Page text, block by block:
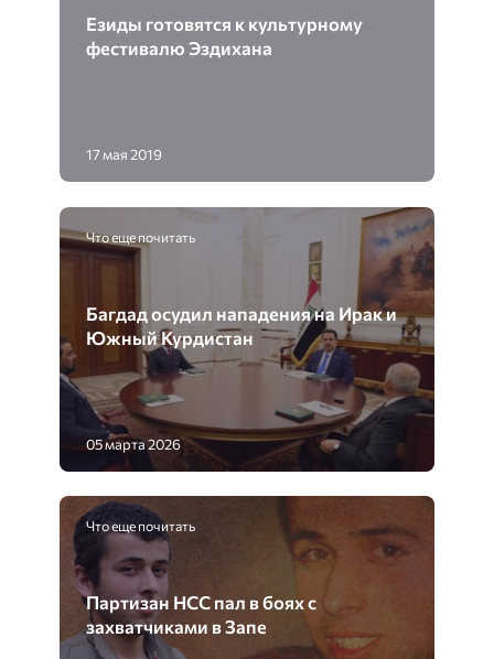
Езиды готовятся к культурному
фестивалю Эздихана
17 мая 2019
Что еще почитать
Багдад осудил нападения на Ирак и
Южный Курдистан
05 марта 2026
Что еще почитать
Партизан НСС пал в боях с
захватчиками в Запе